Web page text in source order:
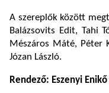
A szereplők között
Balázsovits Edit, Tahi
Mészáros Máté, Péter
Józan László.
Rendező: Eszenyi Enikő